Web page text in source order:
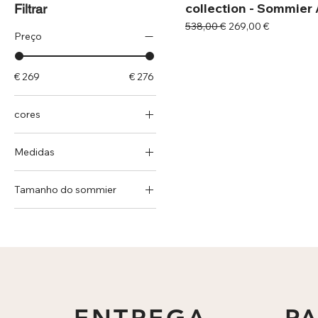
Filtrar
Preço
€ 269 € 276
cores
Medidas
100x200
105x190
105x200
Tamanho do sommier
100x200
collection - Sommier
Preço normal
538,00 € Preço promocional
269,00 €